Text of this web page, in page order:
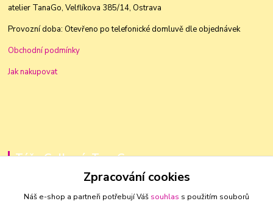
atelier TanaGo, Velflíkova 385/14, Ostrava
Provozní doba: Otevřeno po telefonické domluvě dle objednávek
Obchodní podmínky
Jak nakupovat
Táňa Golková, TanaGo
+420 603 83 88 46
Zpracování cookies
Náš e-shop a partneři potřebují Váš souhlas s použitím souborů